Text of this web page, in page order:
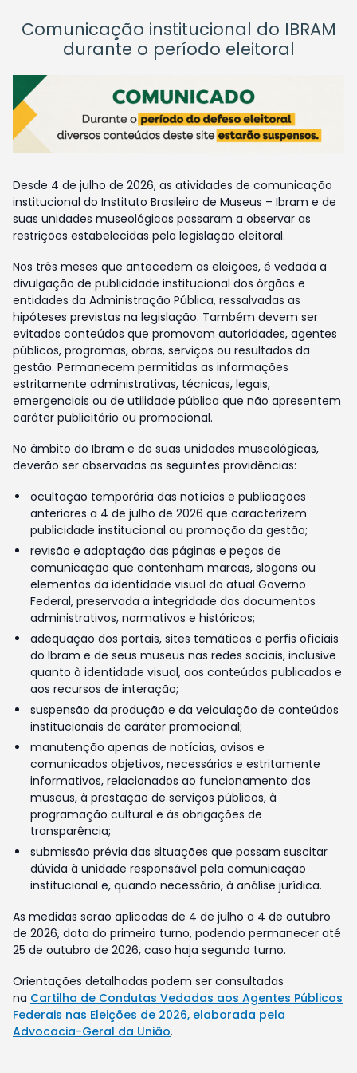
Comunicação institucional do IBRAM
durante o período eleitoral
Desde 4 de julho de 2026, as atividades de comunicação
institucional do Instituto Brasileiro de Museus – Ibram e de
suas unidades museológicas passaram a observar as
restrições estabelecidas pela legislação eleitoral.
Nos três meses que antecedem as eleições, é vedada a
divulgação de publicidade institucional dos órgãos e
entidades da Administração Pública, ressalvadas as
hipóteses previstas na legislação. Também devem ser
evitados conteúdos que promovam autoridades, agentes
públicos, programas, obras, serviços ou resultados da
gestão. Permanecem permitidas as informações
estritamente administrativas, técnicas, legais,
emergenciais ou de utilidade pública que não apresentem
caráter publicitário ou promocional.
No âmbito do Ibram e de suas unidades museológicas,
deverão ser observadas as seguintes providências:
ocultação temporária das notícias e publicações
anteriores a 4 de julho de 2026 que caracterizem
publicidade institucional ou promoção da gestão;
revisão e adaptação das páginas e peças de
comunicação que contenham marcas, slogans ou
elementos da identidade visual do atual Governo
Federal, preservada a integridade dos documentos
administrativos, normativos e históricos;
adequação dos portais, sites temáticos e perfis oficiais
do Ibram e de seus museus nas redes sociais, inclusive
quanto à identidade visual, aos conteúdos publicados e
aos recursos de interação;
suspensão da produção e da veiculação de conteúdos
institucionais de caráter promocional;
manutenção apenas de notícias, avisos e
comunicados objetivos, necessários e estritamente
informativos, relacionados ao funcionamento dos
museus, à prestação de serviços públicos, à
programação cultural e às obrigações de
transparência;
submissão prévia das situações que possam suscitar
dúvida à unidade responsável pela comunicação
institucional e, quando necessário, à análise jurídica.
As medidas serão aplicadas de 4 de julho a 4 de outubro
de 2026, data do primeiro turno, podendo permanecer até
25 de outubro de 2026, caso haja segundo turno.
Orientações detalhadas podem ser consultadas
na Cartilha de Condutas Vedadas aos Agentes Públicos
Federais nas Eleições de 2026, elaborada pela
Advocacia-Geral da União.